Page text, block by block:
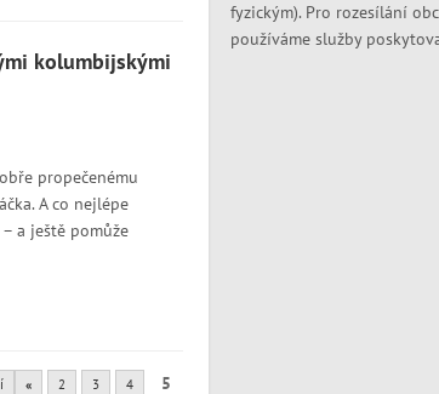
kolumbijskými
propečenému
A co nejlépe
a ještě pomůže
« 2 3 4 5
fyzickým). Pro rozesílání
používáme služby